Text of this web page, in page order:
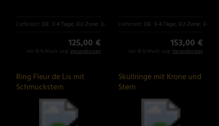
Lieferzeit: DE: 3-4 Tage, EU-Zone: 3-6 Tage
125,00 €
inkl. 19 % MwSt. zzgl. Versandkosten
Lieferzeit: DE: 3-4 Tage, EU-Zone: 3-6
153,00 €
inkl. 19 % MwSt. zzgl. Versandkosten
Ring Fleur de Lis mit
Schmuckstein
Skullringe mit Krone und
Stern